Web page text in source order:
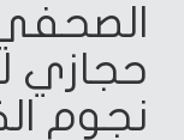
حجازي
نجوم